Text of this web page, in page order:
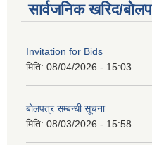
सार्वजनिक खरिद/
Invitation for Bids
मिति: 08/04/2026 - 15:03
बोलपत्र सम्बन्धी सूचना
मिति: 08/03/2026 - 15:58